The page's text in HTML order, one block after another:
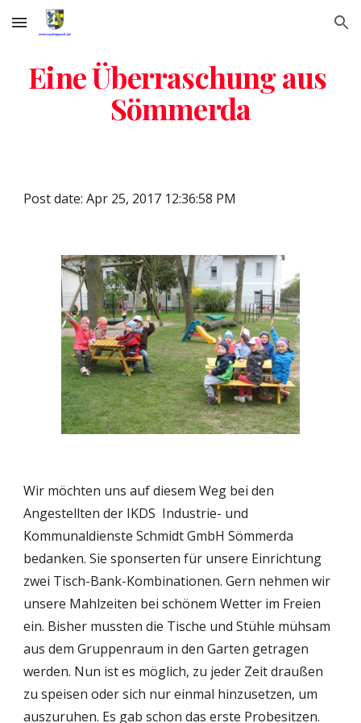
Skip to main content Skip to navigation
Eine Überraschung aus
Sömmerda
Post date: Apr 25, 2017 12:36:58 PM
Wir möchten uns auf diesem Weg bei den
Angestellten der IKDS  Industrie- und
Kommunaldienste Schmidt GmbH Sömmerda
bedanken. Sie sponserten für unsere Einrichtung
zwei Tisch-Bank-Kombinationen. Gern nehmen wir
unsere Mahlzeiten bei schönem Wetter im Freien
ein. Bisher mussten die Tische und Stühle mühsam
aus dem Gruppenraum in den Garten getragen
werden. Nun ist es möglich, zu jeder Zeit draußen
zu speisen oder sich nur einmal hinzusetzen, um
auszuruhen. Es gab schon das erste Probesitzen.